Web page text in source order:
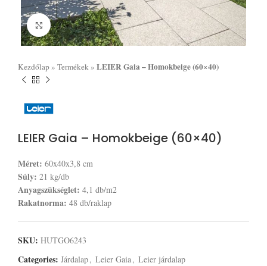
Click to enlarge
Kezdőlap » Termékek » LEIER Gaia – Homokbeige (60×40)
LEIER Gaia – Homokbeige (60×40)
Méret: 60x40x3,8 cm
Súly: 21 kg/db
Anyagszükséglet: 4,1 db/m2
Rakatnorma: 48 db/raklap
SKU: HUTGO6243
Categories: Járdalap, Leier Gaia, Leier járdalap